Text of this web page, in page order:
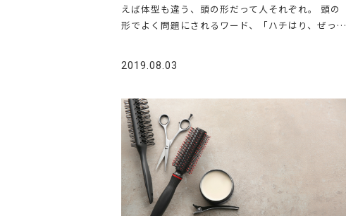
えば体型も違う、頭の形だって人それぞれ。 頭の
形でよく問題にされるワード、「ハチはり、ぜっ…
2019.08.03